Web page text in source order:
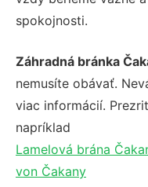
spokojnosti.
Záhradná bránka
nemusíte obávať.
viac informácií.
napríklad
Lamelová brána
von Čakany